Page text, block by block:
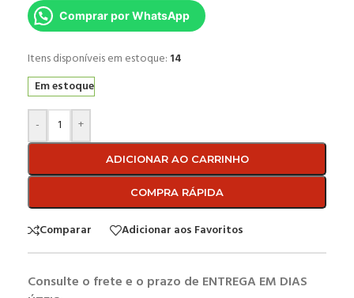
Comprar por WhatsApp
Itens disponíveis em estoque: 14
Em estoque
- +
ADICIONAR AO CARRINHO
COMPRA RÁPIDA
Comparar Adicionar aos Favoritos
Consulte o frete e o prazo de ENTREGA EM DIAS